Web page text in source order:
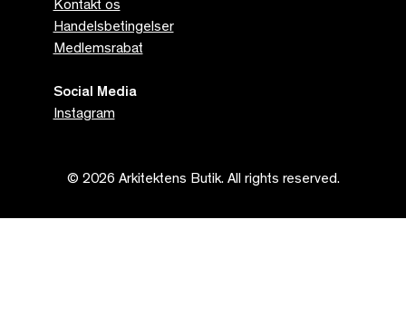
Kontakt os
Handelsbetingelser
Medlemsrabat
Social Media
Instagram
© 2026 Arkitektens Butik. All rights reserved.